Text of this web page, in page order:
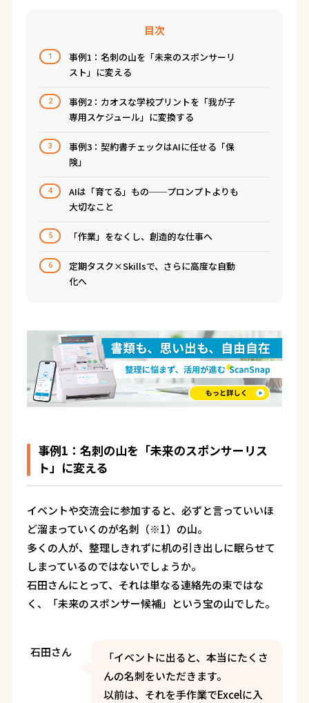
目次
1
事例1：名刺の山を「未来のスポンサーリ
スト」に変える
2
事例2：カオスな学校プリントを「我が子
専用スケジュール」に変換する
3
事例3：契約書チェックはAIに任せる「保
険」
4
AIは「育てる」もの──プロンプトよりも
大切なこと
5 「作業」をなくし、創造的な仕事へ
6
定期タスク×Skillsで、さらに高度な自動
化へ
事例1：名刺の山を「未来のスポンサーリス
ト」に変える
イベントや交流会に参加すると、必ずと言っていいほ
ど溜まっていくのが名刺（※1）の山。
多くの人が、整理しきれずに机の引き出しに眠らせて
しまっているのではないでしょうか。
石田さんにとって、それは単なる連絡先の束ではな
く、「未来のスポンサー候補」という宝の山でした。
石田さん
「イベントに出ると、本当にたくさ
んの名刺をいただきます。
以前は、それを手作業でExcelに入